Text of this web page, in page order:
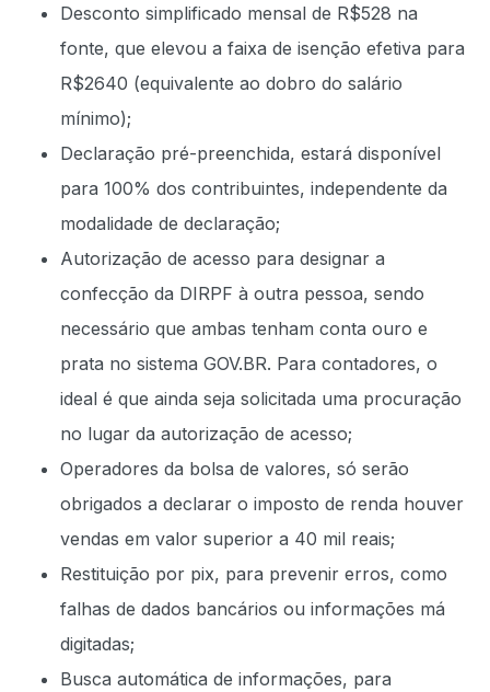
Desconto simplificado mensal de R$528 na
fonte, que elevou a faixa de isenção efetiva para
R$2640 (equivalente ao dobro do salário
mínimo);
Declaração pré-preenchida, estará disponível
para 100% dos contribuintes, independente da
modalidade de declaração;
Autorização de acesso para designar a
confecção da DIRPF à outra pessoa, sendo
necessário que ambas tenham conta ouro e
prata no sistema GOV.BR. Para contadores, o
ideal é que ainda seja solicitada uma procuração
no lugar da autorização de acesso;
Operadores da bolsa de valores, só serão
obrigados a declarar o imposto de renda houver
vendas em valor superior a 40 mil reais;
Restituição por pix, para prevenir erros, como
falhas de dados bancários ou informações má
digitadas;
Busca automática de informações, para